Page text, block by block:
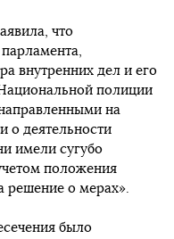
что
внутренних дел и его
полиции
на
о деятельности
имели сугубо
положения
решение о мерах».
было